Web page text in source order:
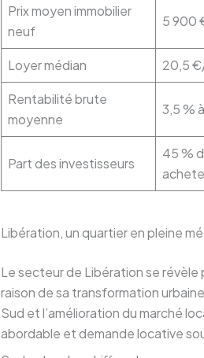
Prix moyen immobilier
neuf
5 900
Loyer médian 20,5
Rentabilité brute
moyenne
3,5 %
Part des investisseurs
45 %
Libération, un quartier en pleine
Le secteur de Libération se
raison de sa transformation
Sud et l’amélioration du marché
abordable et demande locative